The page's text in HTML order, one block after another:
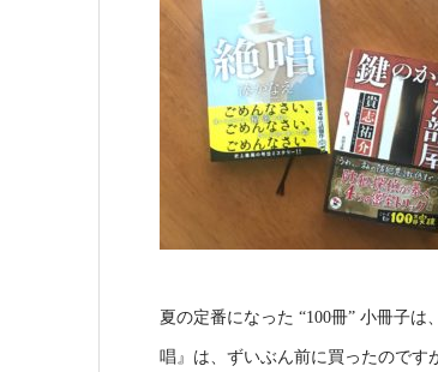
夏の定番になった “100冊” 小冊子
唱』は、ずいぶん前に買ったのです